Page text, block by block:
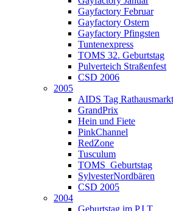
Gayfactory Februar
Gayfactory Ostern
Gayfactory Pfingsten
Tuntenexpress
TOMS 32. Geburtstag
Pulverteich Straßenfest
CSD 2006
2005
AIDS Tag Rathausmarkt
GrandPrix
Hein und Fiete
PinkChannel
RedZone
Tusculum
TOMS_Geburtstag
SylvesterNordbären
CSD 2005
2004
Geburtstag im P.I.T.